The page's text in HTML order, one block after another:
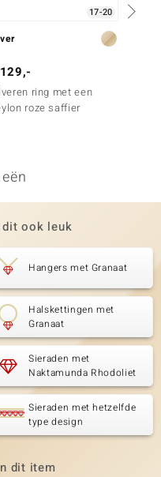
17-20
ring met een
roze saffier
ook leuk
Hangers met Granaat
Halskettingen met
Granaat
Sieraden met
Naktamunda Rhodoliet
Sieraden met hetzelfde
type design
dit item